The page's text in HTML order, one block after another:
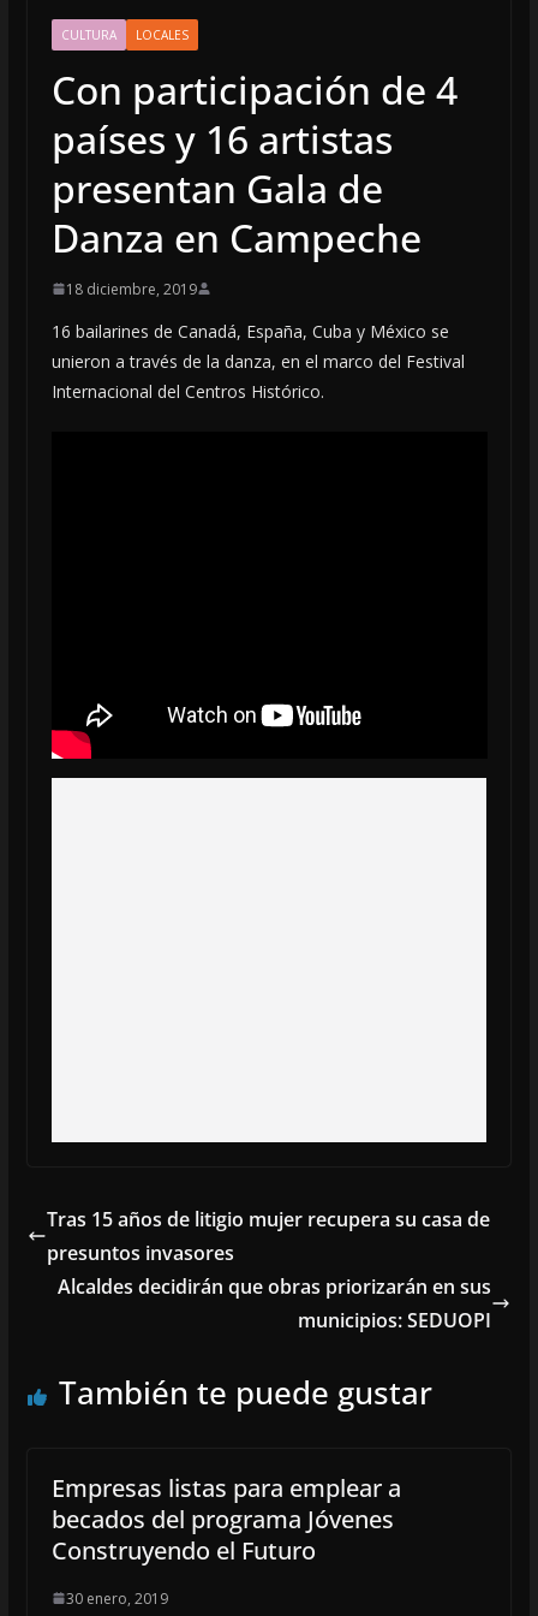
CULTURA LOCALES
Con participación de 4
países y 16 artistas
presentan Gala de
Danza en Campeche
18 diciembre, 2019
16 bailarines de Canadá, España, Cuba y México se
unieron a través de la danza, en el marco del Festival
Internacional del Centros Histórico.
Tras 15 años de litigio mujer recupera su casa de
presuntos invasores
Alcaldes decidirán que obras priorizarán en sus
municipios: SEDUOPI
También te puede gustar
Empresas listas para emplear a
becados del programa Jóvenes
Construyendo el Futuro
30 enero, 2019